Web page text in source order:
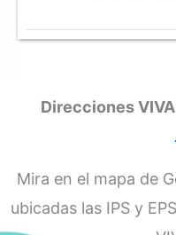
Direcciones
Mira en el mapa de
ubicadas las IPS y